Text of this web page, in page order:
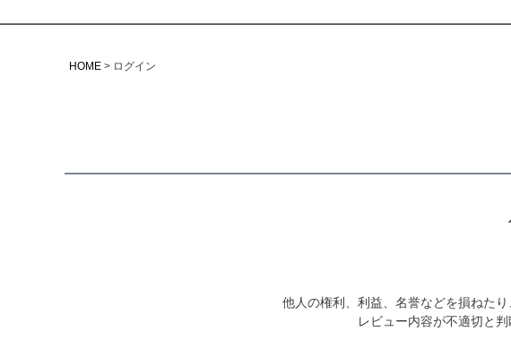
HOME ログイン
他人の権利、利益、名誉などを損ねた
レビュー内容が不適切と